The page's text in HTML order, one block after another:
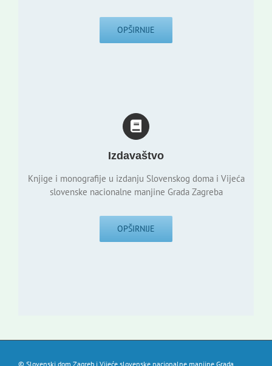
OPŠIRNIJE
Izdavaštvo
Knjige i monografije u izdanju Slovenskog doma i Vijeća
slovenske nacionalne manjine Grada Zagreba
OPŠIRNIJE
© Slovenski dom Zagreb i Vijeće slovenske nacionalne manjine Grada